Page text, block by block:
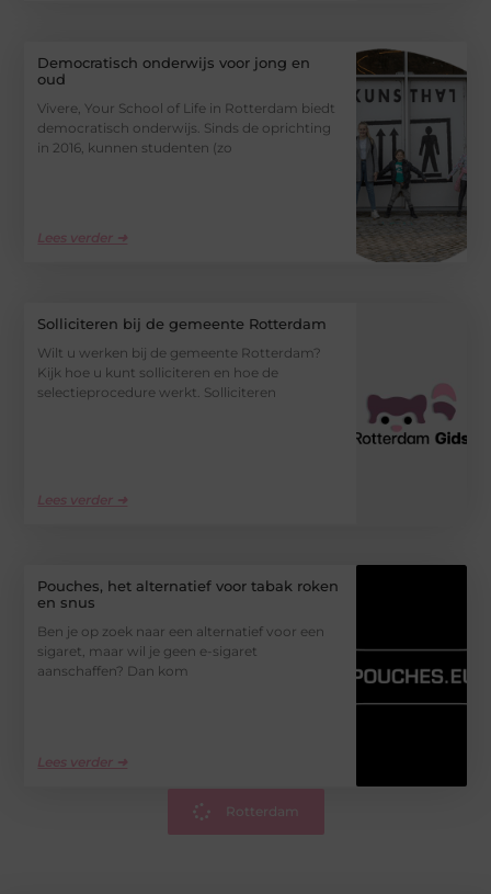
Democratisch onderwijs voor jong en
oud
Vivere, Your School of Life in Rotterdam biedt
democratisch onderwijs. Sinds de oprichting
in 2016, kunnen studenten (zo
Lees verder ➜
Solliciteren bij de gemeente Rotterdam
Wilt u werken bij de gemeente Rotterdam?
Kijk hoe u kunt solliciteren en hoe de
selectieprocedure werkt. Solliciteren
Lees verder ➜
Pouches, het alternatief voor tabak roken
en snus
Ben je op zoek naar een alternatief voor een
sigaret, maar wil je geen e-sigaret
aanschaffen? Dan kom
Lees verder ➜
Rotterdam